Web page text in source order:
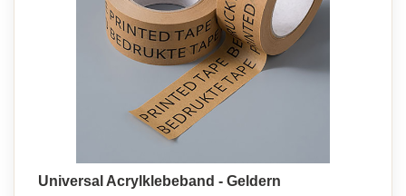
Universal Acrylklebeband - Geldern